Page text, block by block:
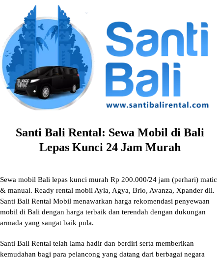
content
Santi Bali Rental: Sewa Mobil di Bali
Lepas Kunci 24 Jam Murah
Sewa mobil Bali lepas kunci murah Rp 200.000/24 jam (perhari) matic
& manual. Ready rental mobil Ayla, Agya, Brio, Avanza, Xpander dll.
Santi Bali Rental Mobil menawarkan harga rekomendasi penyewaan
mobil di Bali dengan harga terbaik dan terendah dengan dukungan
armada yang sangat baik pula.
Santi Bali Rental telah lama hadir dan berdiri serta memberikan
kemudahan bagi para pelancong yang datang dari berbagai negara